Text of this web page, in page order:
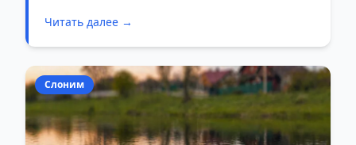
насыщенно-красным и оранжевым, а силуэт
Читать далее →
Слоним